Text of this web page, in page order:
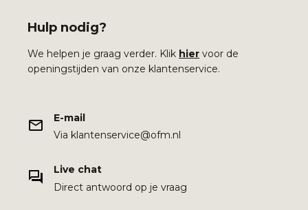
Hulp nodig?
We helpen je graag verder. Klik hier voor de
openingstijden van onze klantenservice.
E-mail
Via klantenservice@ofm.nl
Live chat
Direct antwoord op je vraag